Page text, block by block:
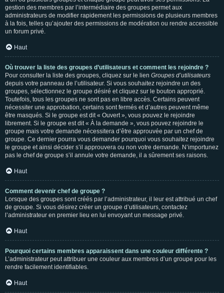
gestion des membres par l’intermédiaire des groupes permet aux
administrateurs de modifier rapidement les permissions de plusieurs membres
à la fois, telles qu’ajouter des permissions de modération ou rendre accessible
un forum privé.
Haut
Où trouver la liste des groupes d’utilisateurs et comment les rejoindre ?
Pour consulter la liste des groupes, cliquez sur le lien Groupes d’utilisateurs
depuis votre panneau de l’utilisateur. Si vous souhaitez rejoindre un des
groupes, sélectionnez le groupe désiré et cliquez sur le bouton approprié.
Toutefois, tous les groupes ne sont pas en libre accès. Certains peuvent
nécessiter une approbation, certains sont fermés et d’autres peuvent même
être masqués. Si le groupe est dit « Ouvert », vous pouvez le rejoindre
librement. Si le groupe est dit « À la demande », vous pouvez rejoindre le
groupe mais votre demande nécessitera d’être approuvée par un chef de
groupe. Ce dernier pourra vous demander pourquoi vous souhaitez rejoindre
le groupe et ainsi décider s’il approuvera ou non votre demande. N’importunez
pas le chef de groupe s’il annule votre demande, il a sûrement ses raisons.
Haut
Comment devenir chef de groupe ?
Lorsque des groupes sont créés par l’administrateur, il leur est attribué un chef
de groupe. Si vous désirez créer un groupe d’utilisateurs, contactez
l’administrateur en premier lieu en lui envoyant un message privé.
Haut
Pourquoi certains membres apparaissent dans une couleur différente ?
L’administrateur peut attribuer une couleur aux membres d’un groupe pour les
rendre facilement identifiables.
Haut